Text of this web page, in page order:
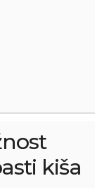
kiša